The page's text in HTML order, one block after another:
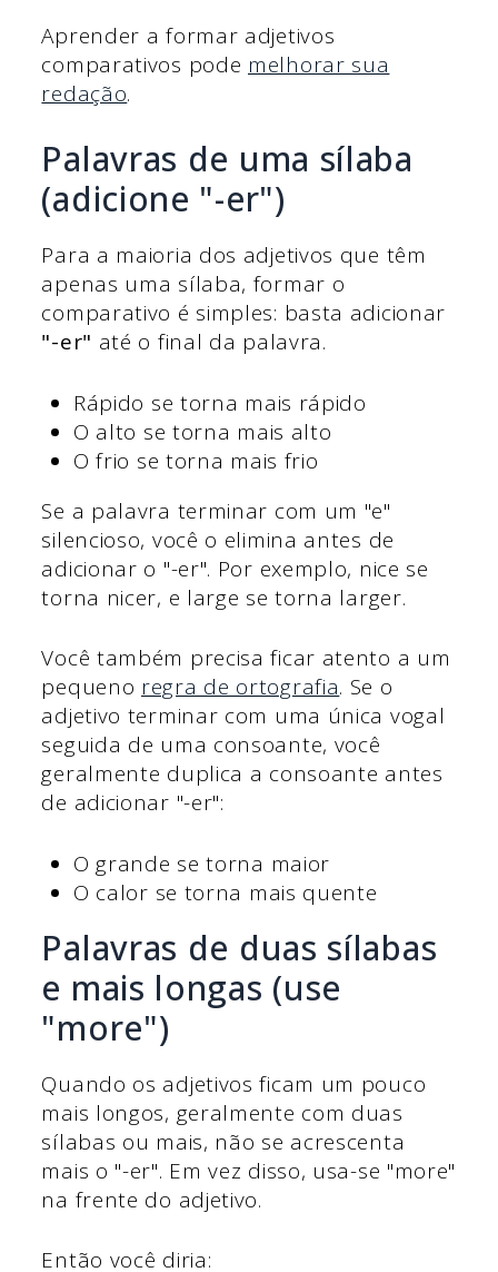
Aprender a formar adjetivos
comparativos pode melhorar sua
redação.
Palavras de uma sílaba
(adicione "-er")
Para a maioria dos adjetivos que têm
apenas uma sílaba, formar o
comparativo é simples: basta adicionar
"-er" até o final da palavra.
Rápido se torna mais rápido
O alto se torna mais alto
O frio se torna mais frio
Se a palavra terminar com um "e"
silencioso, você o elimina antes de
adicionar o "-er". Por exemplo, nice se
torna nicer, e large se torna larger.
Você também precisa ficar atento a um
pequeno regra de ortografia. Se o
adjetivo terminar com uma única vogal
seguida de uma consoante, você
geralmente duplica a consoante antes
de adicionar "-er":
O grande se torna maior
O calor se torna mais quente
Palavras de duas sílabas
e mais longas (use
"more")
Quando os adjetivos ficam um pouco
mais longos, geralmente com duas
sílabas ou mais, não se acrescenta
mais o "-er". Em vez disso, usa-se "more"
na frente do adjetivo.
Então você diria: